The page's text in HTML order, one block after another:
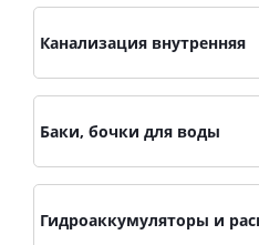
Канализация внутренняя
Баки, бочки для воды
Гидроаккумуляторы и